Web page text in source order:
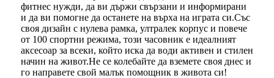
фитнес нужди, да ви държи свързани и информирани
и да ви помогне да останете на върха на играта си.Със
своя дизайн с нулева рамка, ултралек корпус и повече
от 100 спортни режима, този часовник е идеалният
аксесоар за всеки, който иска да води активен и стилен
начин на живот.Не се колебайте да вземете своя днес и
го направете свой малък помощник в живота си!